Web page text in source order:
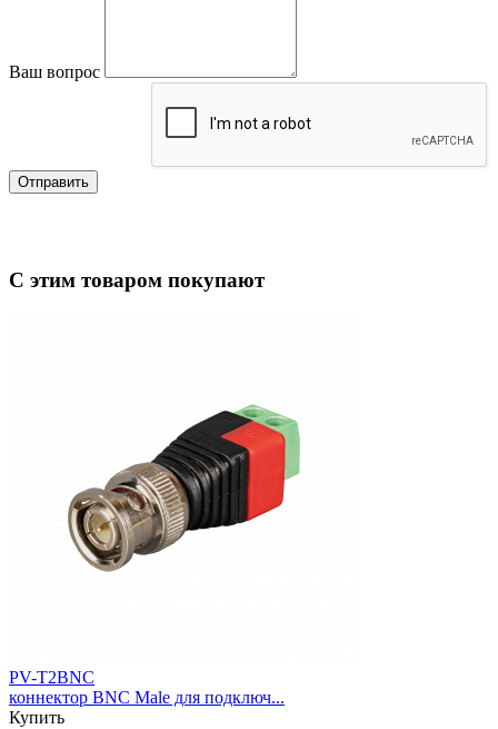
Ваш вопрос
Отправить
С этим товаром покупают
PV-T2BNC
коннектор BNC Male для подключ...
Купить